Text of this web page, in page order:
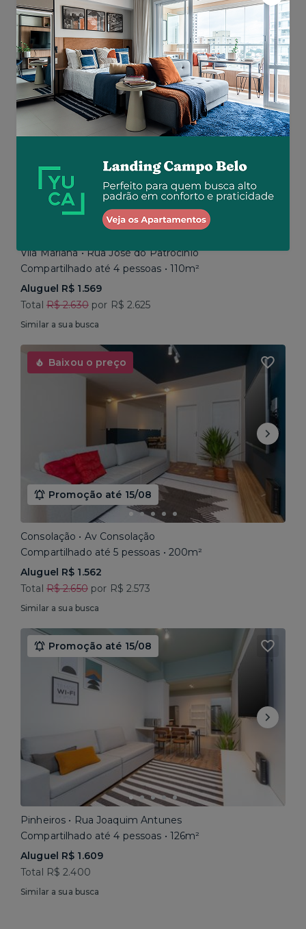
Aluguel R$ 1.669
Total R$ 2.680
Similar a sua busca
Baixou o preço
Promoção até 15/08
Vila Mariana • Rua José do Patrocínio
Compartilhado até 4 pessoas • 110m²
Aluguel R$ 1.569
Total R$ 2.630por R$ 2.625
Similar a sua busca
Baixou o preço
Promoção até 15/08
Consolação • Av Consolação
Compartilhado até 5 pessoas • 200m²
Aluguel R$ 1.562
Total R$ 2.650por R$ 2.573
Similar a sua busca
Promoção até 15/08
Pinheiros • Rua Joaquim Antunes
Compartilhado até 4 pessoas • 126m²
Aluguel R$ 1.609
Total R$ 2.400
Similar a sua busca